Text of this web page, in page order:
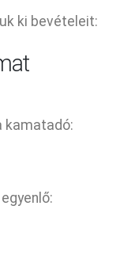
ki bevételeit:
kamatadó: